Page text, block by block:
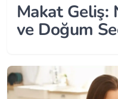
Makat Geliş:
ve Doğum